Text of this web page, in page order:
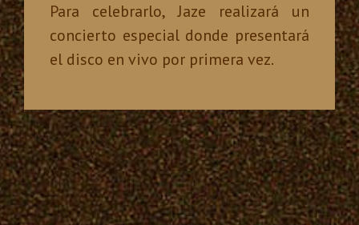
Para celebrarlo, Jaze realizará un
concierto especial donde presentará
el disco en vivo por primera vez.